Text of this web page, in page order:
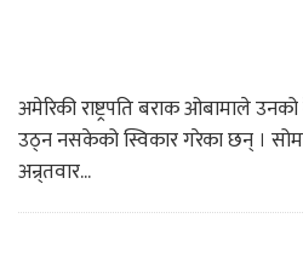
अमेरिकी राष्ट्रपति बराक ओबामाले
उठ्न नसकेको स्विकार गरेका छन् ।
अन्र्तवार...